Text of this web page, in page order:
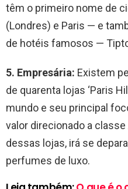
têm o primeiro nome de
(Londres) e Paris — e
de hotéis famosos —
5. Empresária: Existem
de quarenta lojas ‘Paris
mundo e seu principal
valor direcionado a
dessas lojas, irá se
perfumes de luxo.